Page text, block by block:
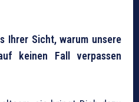
Ihrer Sicht, warum unsere
keinen Fall verpassen